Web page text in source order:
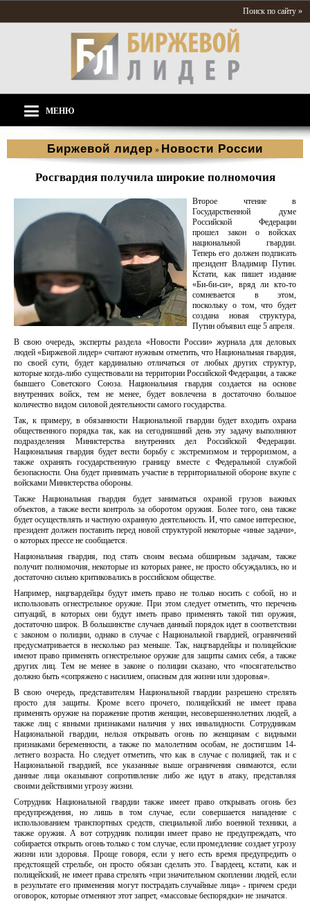
Поиск по сайту »
МЕНЮ
Биржевой лидер » Новости России
Росгвардия получила широкие полномочия
Второе чтение в
Государственной думе
Российской Федерации
прошел закон о войсках
национальной гвардии.
Теперь его должен подписать
президент Владимир Путин.
Кстати, как пишет издание
«Би-би-си», вряд ли кто-то
сомневается в этом,
поскольку о том, что будет
создана новая структура,
Путин объявил еще 5 апреля.
В свою очередь, эксперты раздела «Новости России» журнала для деловых
людей «Биржевой лидер» считают нужным отметить, что Национальная гвардия,
по своей сути, будет кардинально отличаться от любых других структур,
которые когда-либо существовали на территории Российской Федерации, а также
бывшего Советского Союза. Национальная гвардия создается на основе
внутренних войск, тем не менее, будет вовлечена в достаточно большое
количество видом силовой деятельности самого государства.
Так, к примеру, в обязанности Национальной гвардии будет входить охрана
общественного порядка так, как на сегодняшний день эту задачу выполняют
подразделения Министерства внутренних дел Российской Федерации.
Национальная гвардия будет вести борьбу с экстремизмом и терроризмом, а
также охранять государственную границу вместе с Федеральной службой
безопасности. Она будет принимать участие в территориальной обороне вкупе с
войсками Министерства обороны.
Также Национальная гвардия будет заниматься охраной грузов важных
объектов, а также вести контроль за оборотом оружия. Более того, она также
будет осуществлять и частную охранную деятельность. И, что самое интересное,
президент должен поставить перед новой структурой некоторые «иные задачи»,
о которых прессе не сообщается.
Национальная гвардия, под стать своим весьма обширным задачам, также
получит полномочия, некоторые из которых ранее, не просто обсуждались, но и
достаточно сильно критиковались в российском обществе.
Например, нацгвардейцы будут иметь право не только носить с собой, но и
использовать огнестрельное оружие. При этом следует отметить, что перечень
ситуаций, в которых они будут иметь право применять такой тип оружия,
достаточно широк. В большинстве случаев данный порядок идет в соответствии
с законом о полиции, однако в случае с Национальной гвардией, ограничений
предусматривается в несколько раз меньше. Так, нацгвардейцы и полицейские
имеют право применять огнестрельное оружие для защиты самих себя, а также
других лиц. Тем не менее в законе о полиции сказано, что «посягательство
должно быть «сопряжено с насилием, опасным для жизни или здоровья».
В свою очередь, представителям Национальной гвардии разрешено стрелять
просто для защиты. Кроме всего прочего, полицейский не имеет права
применять оружие на поражение против женщин, несовершеннолетних людей, а
также лиц с явными признаками наличия у них инвалидности. Сотрудникам
Национальной гвардии, нельзя открывать огонь по женщинам с видными
признаками беременности, а также по малолетним особам, не достигшим 14-
летнего возраста. Но следует отметить, что как в случае с полицией, так и с
Национальной гвардией, все указанные выше ограничения снимаются, если
данные лица оказывают сопротивление либо же идут в атаку, представляя
своими действиями угрозу жизни.
Сотрудник Национальной гвардии также имеет право открывать огонь без
предупреждения, но лишь в том случае, если совершается нападение с
использованием транспортных средств, специальной либо военной техники, а
также оружия. А вот сотрудник полиции имеет право не предупреждать, что
собирается открыть огонь только с том случае, если промедление создает угрозу
жизни или здоровья. Проще говоря, если у него есть время предупредить о
предстоящей стрельбе, он просто обязан сделать это. Гвардеец, кстати, как и
полицейский, не имеет права стрелять «при значительном скоплении людей, если
в результате его применения могут пострадать случайные лица» - причем среди
оговорок, которые отменяют этот запрет, «массовые беспорядки» не значатся.